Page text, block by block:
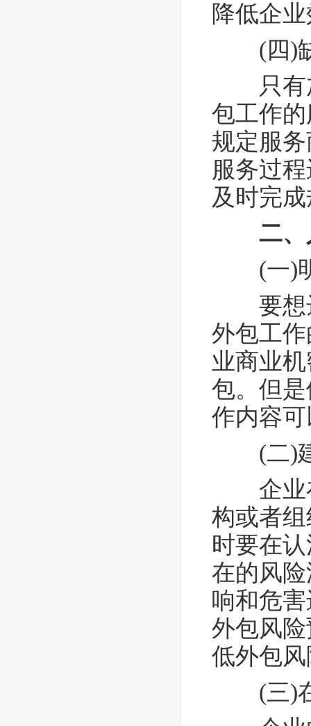
降低企
(四)
只有加
包工作
规定服
服务过
及时完
二、
(一)
要想达
外包工
业商业
包。但
作内容
(二)
企业在
构或者
时要在
在的风
响和危
外包风
低外包
(三)